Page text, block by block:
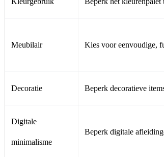
Meubilair Kies voor eenvoudige,
Decoratie Beperk decoratieve
Digitale
minimalisme
Beperk digitale